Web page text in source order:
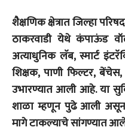
शैक्षणिक क्षेत्रात जिल्हा
ठाकरवाडी येथे कंपाऊंड
अत्याधुनिक लॅब, स्मार्ट
शिक्षक, पाणी फिल्टर,
उभारण्यात आली आहे. या
शाळा म्हणून पुढे आली असून
मागे टाकल्याचे सांगण्यात